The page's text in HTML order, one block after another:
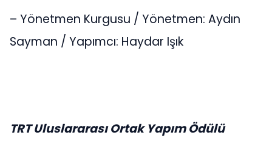
– Yönetmen Kurgusu / Yönetmen: Aydın
Sayman / Yapımcı: Haydar Işık
TRT Uluslararası Ortak Yapım Ödülü